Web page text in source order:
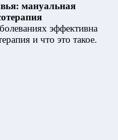
мануальная
эффективна
и что это такое.